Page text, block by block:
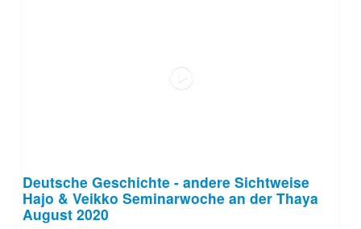
Deutsche Geschichte - andere Sichtweise
Hajo & Veikko Seminarwoche an der Thaya
August 2020